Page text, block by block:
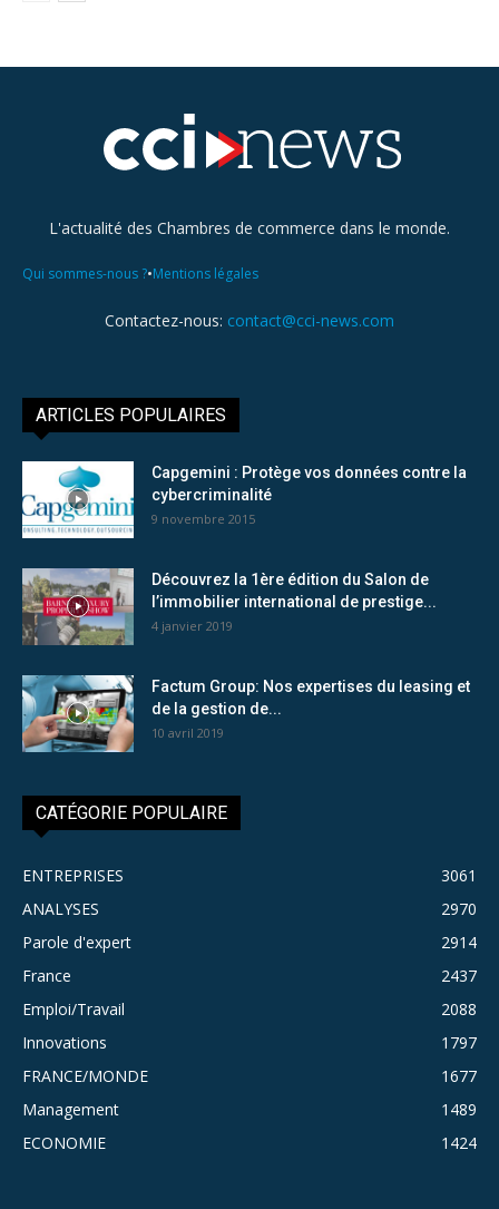
L'actualité des Chambres de commerce dans le monde.
Qui sommes-nous ?•Mentions légales
Contactez-nous: contact@cci-news.com
ARTICLES POPULAIRES
Capgemini : Protège vos données contre la
cybercriminalité
9 novembre 2015
Découvrez la 1ère édition du Salon de
l’immobilier international de prestige...
4 janvier 2019
Factum Group: Nos expertises du leasing et
de la gestion de...
10 avril 2019
CATÉGORIE POPULAIRE
ENTREPRISES
3061
ANALYSES
2970
Parole d'expert
2914
France
2437
Emploi/Travail
2088
Innovations
1797
FRANCE/MONDE
1677
Management
1489
ECONOMIE
1424